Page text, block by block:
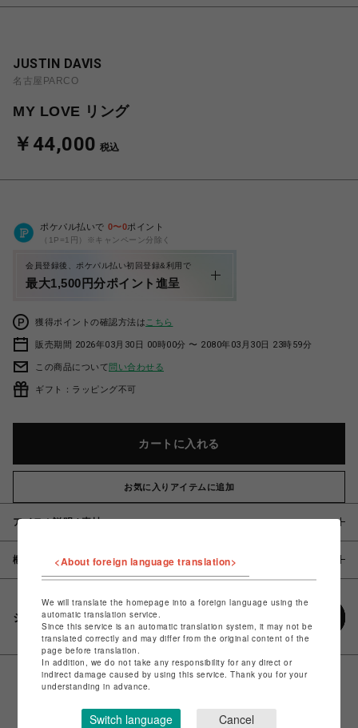
JUSTIN DAVIS
名古屋PARCO
MY LOVE リング
￥44,000 税込
ポケパル払いで 0〜0ポイント
（1P=1円）※キャンペーン分除く
会員登録後、ポケパル払い初回登録&利用で
最大1,500円分ポイント進呈
獲得ポイントの確認方法は こちら
販売期間 2026年03月30日 00時00分 〜 2080年03月30日 23時59分
この商品について問い合わせる
ギフト：ラッピング不可
カートに入れる
お気に入りアイテムに追加
アイテム説明 / 素材
概要
シェアする
<About foreign language translation>
We will translate the homepage into a foreign language using the
automatic translation service.
Since this service is an automatic translation system, it may not be
translated correctly and may differ from the original content of the
page before translation.
In addition, we do not take any responsibility for any direct or
indirect damage caused by using this service. Thank you for your
understanding in advance.
Switch language Cancel